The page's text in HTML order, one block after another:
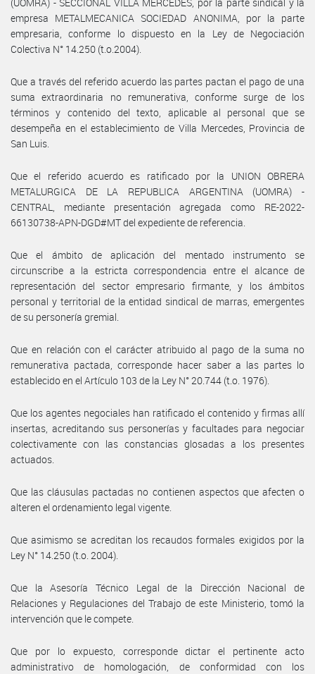
empresa METALMECANICA SOCIEDAD ANONIMA, por la parte
empresaria, conforme lo dispuesto en la Ley de Negociación
Colectiva N° 14.250 (t.o.2004).
Que a través del referido acuerdo las partes pactan el pago de una
suma extraordinaria no remunerativa, conforme surge de los
términos y contenido del texto, aplicable al personal que se
desempeña en el establecimiento de Villa Mercedes, Provincia de
San Luis.
Que el referido acuerdo es ratificado por la UNION OBRERA
METALURGICA DE LA REPUBLICA ARGENTINA (UOMRA) -
CENTRAL, mediante presentación agregada como RE-2022-
66130738-APN-DGD#MT del expediente de referencia.
Que el ámbito de aplicación del mentado instrumento se
circunscribe a la estricta correspondencia entre el alcance de
representación del sector empresario firmante, y los ámbitos
personal y territorial de la entidad sindical de marras, emergentes
de su personería gremial.
Que en relación con el carácter atribuido al pago de la suma no
remunerativa pactada, corresponde hacer saber a las partes lo
establecido en el Artículo 103 de la Ley N° 20.744 (t.o. 1976).
Que los agentes negociales han ratificado el contenido y firmas allí
insertas, acreditando sus personerías y facultades para negociar
colectivamente con las constancias glosadas a los presentes
actuados.
Que las cláusulas pactadas no contienen aspectos que afecten o
alteren el ordenamiento legal vigente.
Que asimismo se acreditan los recaudos formales exigidos por la
Ley N° 14.250 (t.o. 2004).
Que la Asesoría Técnico Legal de la Dirección Nacional de
Relaciones y Regulaciones del Trabajo de este Ministerio, tomó la
intervención que le compete.
Que por lo expuesto, corresponde dictar el pertinente acto
administrativo de homologación, de conformidad con los